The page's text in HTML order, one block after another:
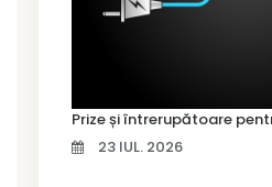
23 IUL. 2026